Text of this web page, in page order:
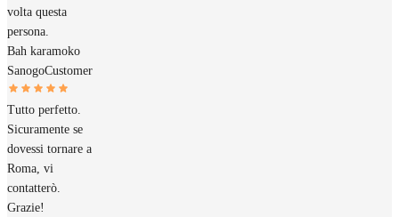
volta questa
persona.
Bah karamoko
SanogoCustomer
Tutto perfetto.
Sicuramente se
dovessi tornare a
Roma, vi
contatterò.
Grazie!